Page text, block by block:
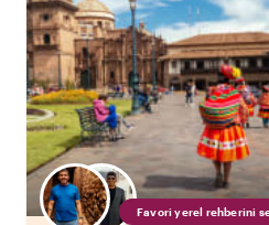
Favori yerel rehberini